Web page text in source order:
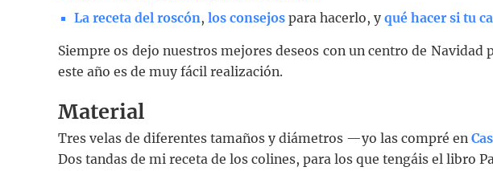
La receta del roscón, los consejos para hacerlo, y qué hacer si tu
Siempre os dejo nuestros mejores deseos con un centro de Navidad
este año es de muy fácil realización.
Material
Tres velas de diferentes tamaños y diámetros —yo las compré en
Dos tandas de mi receta de los colines, para los que tengáis el libro